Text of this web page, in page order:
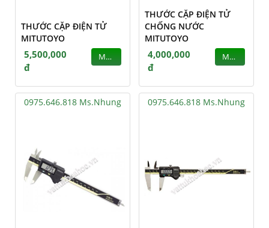
THƯỚC CẶP ĐIỆN TỬ
MITUTOYO
5,500,000
đ
MUA
THƯỚC CẶP ĐIỆN TỬ
CHỐNG NƯỚC
MITUTOYO
4,000,000
đ
MUA
0975.646.818 Ms.Nhung 0975.646.818 Ms.Nhung